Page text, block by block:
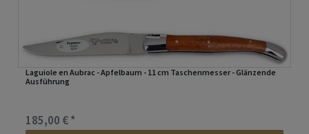
Laguiole en Aubrac - Apfelbaum - 11 cm Taschenmesser - Glänzende
Ausführung
185,00 € *